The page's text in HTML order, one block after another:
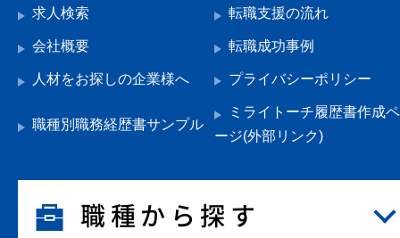
求人検索 転職支援の流れ
会社概要 転職成功事例
人材をお探しの企業様へ プライバシーポリシー
職種別職務経歴書サンプル
ミライトーチ履歴書作成ペ
ージ(外部リンク)
職種から探す